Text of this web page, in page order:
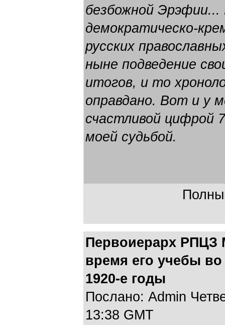
безбожной Эрэфии...
демократическо-
русских
ныне подведение
итогов, и то
оправдано. Вот и у
счастливой цифрой
моей судьбой.
Первоиерарх РПЦЗ
время его учебы
1920-е годы
Послано: Admin
13:38 GMT